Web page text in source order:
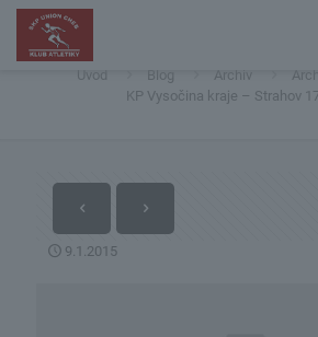
KP Vysočina kraje –
Úvod Blog Archiv
KP Vysočina kraje – Strahov
9.1.2015